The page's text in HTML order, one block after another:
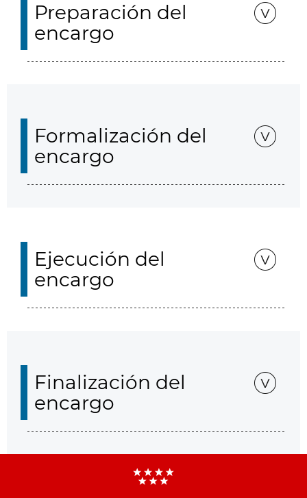
Preparación del
encargo
Formalización del
encargo
Ejecución del
encargo
Finalización del
encargo